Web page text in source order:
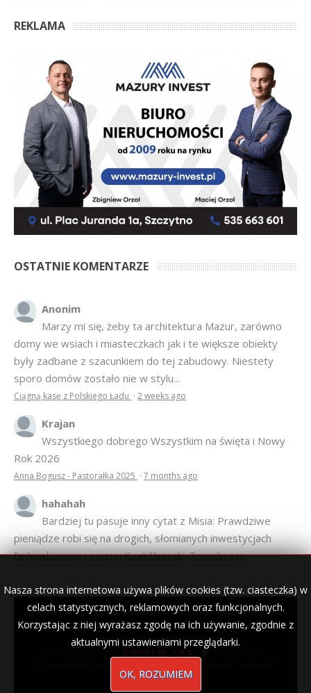
REKLAMA
OSTATNIE KOMENTARZE
Anonim
Marzy mi się, żeby ta architektura Mazur, zarówno
domy we wsiach i miasteczkach jak i te większe obiekty
były zadbane z szacunkiem do tej zabudowy. Niestety
sporo domów zostało nie w stylu...
Ciągną kasę z Polskiego Ładu · 2 weeks ago
Krajan
Wszystkiego dobrego Wszystkim na święta i Nowy
Rok 2026
Anna Bogusz - Pastorałka 2025 · 7 months ago
hahahah
Bardziej tu pasuje inny cytat z Misia: Prawdziwe
pieniądze robi się na drogich, słomianych inwestycjach
Podpisali umowę na wieżę - Kurek Mazurski·7 months ago
Nasza strona internetowa używa plików cookies (tzw. ciasteczka) w
celach statystycznych, reklamowych oraz funkcjonalnych.
Korzystając z niej wyrażasz zgodę na ich używanie, zgodnie z
aktualnymi ustawieniami przeglądarki.
OK, ROZUMIEM
© 2007–2018 Kurek Mazurski — archiwalne wydania lokalnej
gazety.
Opieka techniczna: Konekt Sp. z o.o.
- kasy fiskalne,